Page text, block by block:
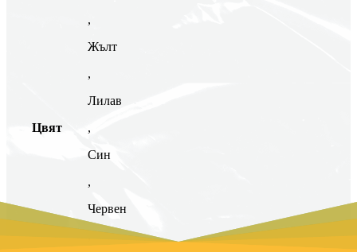
Цвят
,
Жълт
,
Лилав
,
Син
,
Червен